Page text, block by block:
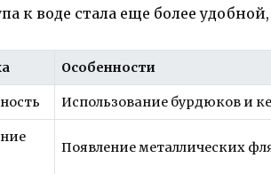
к воде стала еще более
Особенности
Использование бурдюков и
Появление металлических